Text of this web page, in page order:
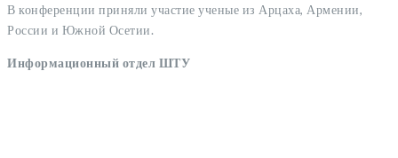
В конференции приняли участие ученые из Арцаха, Армении,
России и Южной Осетии.
Информационный отдел ШТУ